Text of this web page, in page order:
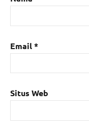
Email*
Situs Web